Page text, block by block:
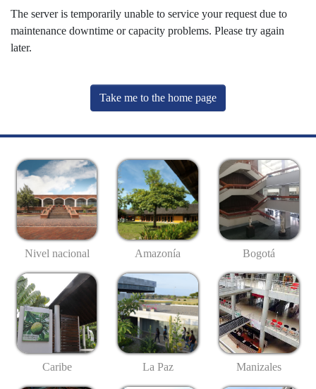
The server is temporarily unable to service your request due to
maintenance downtime or capacity problems. Please try again
later.
Take me to the home page
Nivel nacional Amazonía Bogotá
Caribe La Paz Manizales